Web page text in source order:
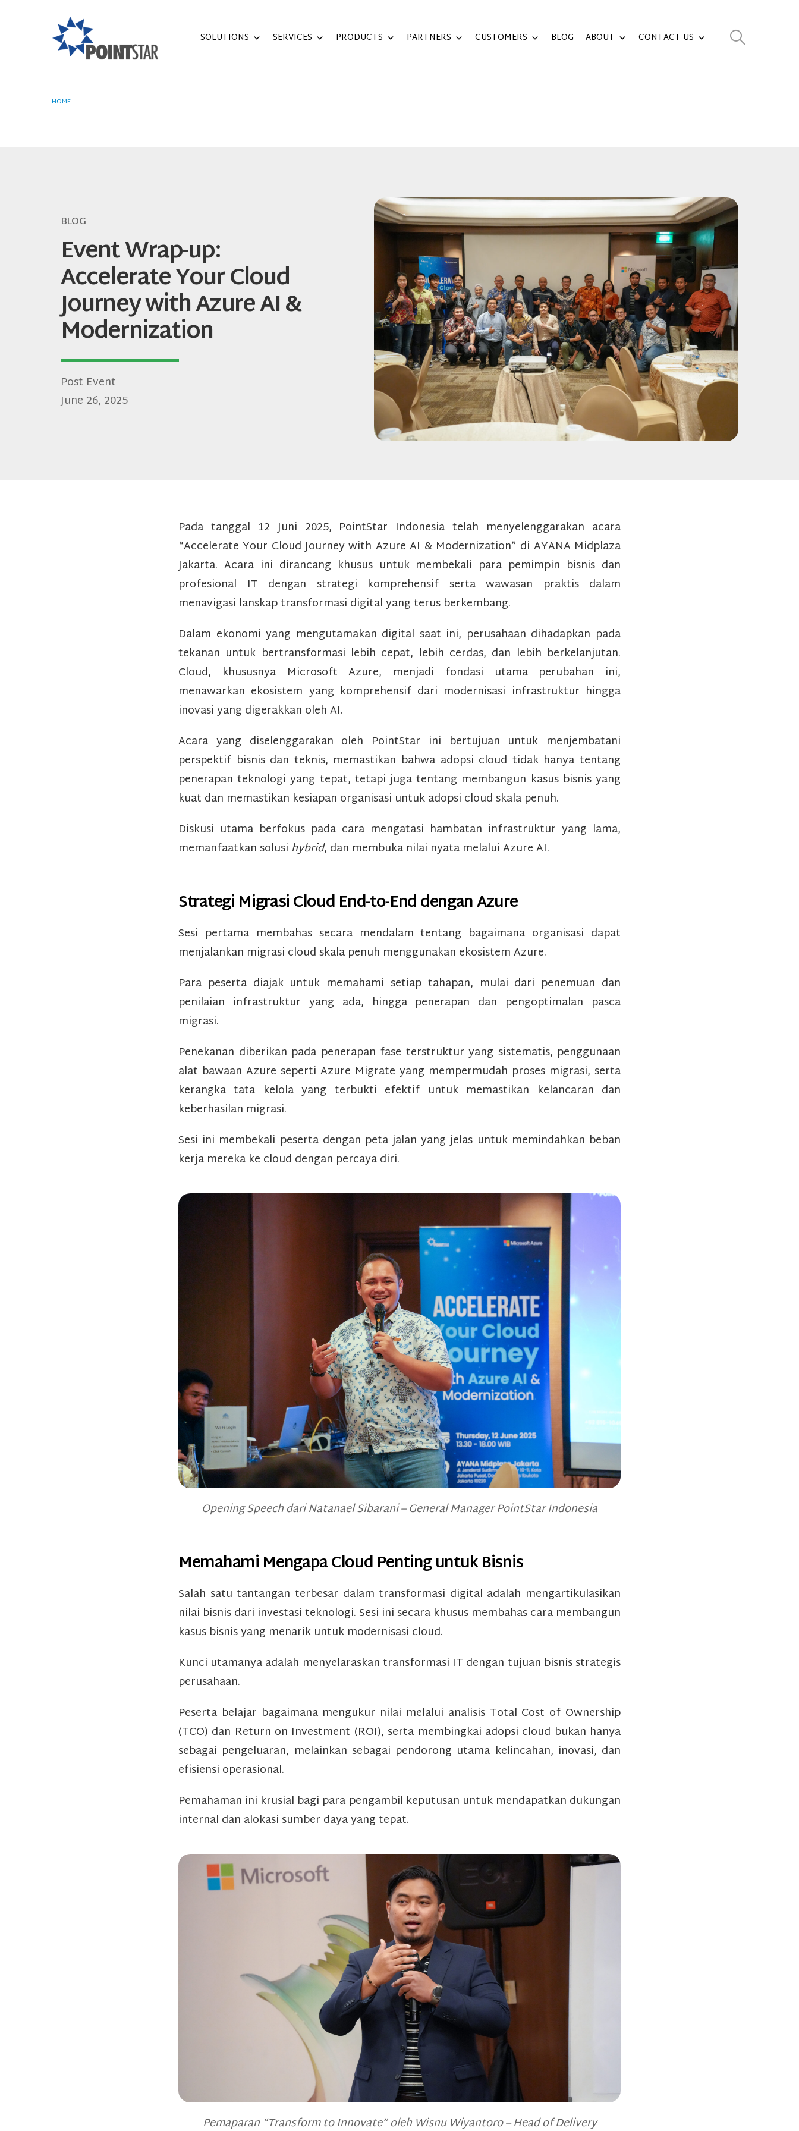
SOLUTIONS SERVICES PRODUCTS PARTNERS CUSTOMERS BLOG ABOUT CONTACT US
HOME
BLOG
Event Wrap-up:
Accelerate Your Cloud
Journey with Azure AI &
Modernization
Post Event
June 26, 2025
Pada tanggal 12 Juni 2025, PointStar Indonesia telah menyelenggarakan acara
“Accelerate Your Cloud Journey with Azure AI & Modernization” di AYANA Midplaza
Jakarta. Acara ini dirancang khusus untuk membekali para pemimpin bisnis dan
profesional IT dengan strategi komprehensif serta wawasan praktis dalam
menavigasi lanskap transformasi digital yang terus berkembang.
Dalam ekonomi yang mengutamakan digital saat ini, perusahaan dihadapkan pada
tekanan untuk bertransformasi lebih cepat, lebih cerdas, dan lebih berkelanjutan.
Cloud, khususnya Microsoft Azure, menjadi fondasi utama perubahan ini,
menawarkan ekosistem yang komprehensif dari modernisasi infrastruktur hingga
inovasi yang digerakkan oleh AI.
Acara yang diselenggarakan oleh PointStar ini bertujuan untuk menjembatani
perspektif bisnis dan teknis, memastikan bahwa adopsi cloud tidak hanya tentang
penerapan teknologi yang tepat, tetapi juga tentang membangun kasus bisnis yang
kuat dan memastikan kesiapan organisasi untuk adopsi cloud skala penuh.
Diskusi utama berfokus pada cara mengatasi hambatan infrastruktur yang lama,
memanfaatkan solusi hybrid, dan membuka nilai nyata melalui Azure AI.
Strategi Migrasi Cloud End-to-End dengan Azure
Sesi pertama membahas secara mendalam tentang bagaimana organisasi dapat
menjalankan migrasi cloud skala penuh menggunakan ekosistem Azure.
Para peserta diajak untuk memahami setiap tahapan, mulai dari penemuan dan
penilaian infrastruktur yang ada, hingga penerapan dan pengoptimalan pasca
migrasi.
Penekanan diberikan pada penerapan fase terstruktur yang sistematis, penggunaan
alat bawaan Azure seperti Azure Migrate yang mempermudah proses migrasi, serta
kerangka tata kelola yang terbukti efektif untuk memastikan kelancaran dan
keberhasilan migrasi.
Sesi ini membekali peserta dengan peta jalan yang jelas untuk memindahkan beban
kerja mereka ke cloud dengan percaya diri.
Opening Speech dari Natanael Sibarani – General Manager PointStar Indonesia
Memahami Mengapa Cloud Penting untuk Bisnis
Salah satu tantangan terbesar dalam transformasi digital adalah mengartikulasikan
nilai bisnis dari investasi teknologi. Sesi ini secara khusus membahas cara membangun
kasus bisnis yang menarik untuk modernisasi cloud.
Kunci utamanya adalah menyelaraskan transformasi IT dengan tujuan bisnis strategis
perusahaan.
Peserta belajar bagaimana mengukur nilai melalui analisis Total Cost of Ownership
(TCO) dan Return on Investment (ROI), serta membingkai adopsi cloud bukan hanya
sebagai pengeluaran, melainkan sebagai pendorong utama kelincahan, inovasi, dan
efisiensi operasional.
Pemahaman ini krusial bagi para pengambil keputusan untuk mendapatkan dukungan
internal dan alokasi sumber daya yang tepat.
Pemaparan “Transform to Innovate” oleh Wisnu Wiyantoro – Head of Delivery